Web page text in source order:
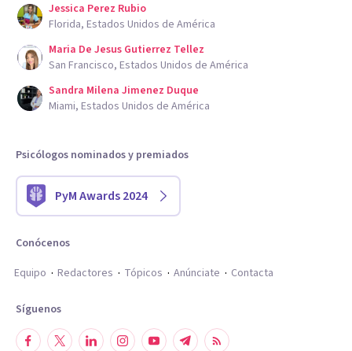
Jessica Perez Rubio
Florida, Estados Unidos de América
Maria De Jesus Gutierrez Tellez
San Francisco, Estados Unidos de América
Sandra Milena Jimenez Duque
Miami, Estados Unidos de América
Psicólogos nominados y premiados
PyM Awards 2024
Conócenos
Equipo
Redactores Tópicos Anúnciate Contacta
Síguenos